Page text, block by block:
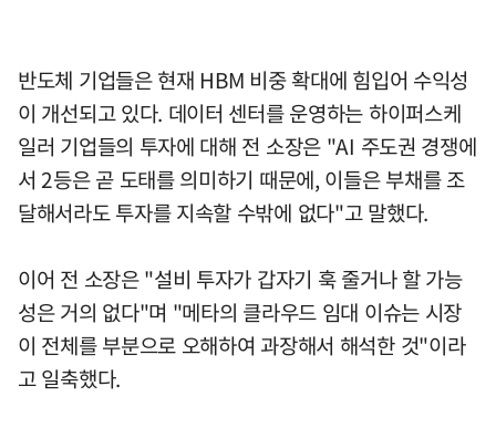
반도체 기업들은 현재 HBM 비중 확대에 힘입어 수익성
이 개선되고 있다. 데이터 센터를 운영하는 하이퍼스케
일러 기업들의 투자에 대해 전 소장은 "AI 주도권 경쟁에
서 2등은 곧 도태를 의미하기 때문에, 이들은 부채를 조
달해서라도 투자를 지속할 수밖에 없다"고 말했다.
이어 전 소장은 "설비 투자가 갑자기 훅 줄거나 할 가능
성은 거의 없다"며 "메타의 클라우드 임대 이슈는 시장
이 전체를 부분으로 오해하여 과장해서 해석한 것"이라
고 일축했다.